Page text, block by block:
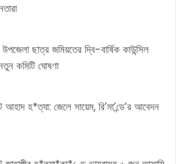
উপজেলা ছাত্র জমিয়তের দ্বি-বার্ষিক কাউন্সিল
কমিটি ঘোষণা
আহাদ হ*ত্যা: জেলে সায়েম, রি’মা’ন্ডে’র আবেদন